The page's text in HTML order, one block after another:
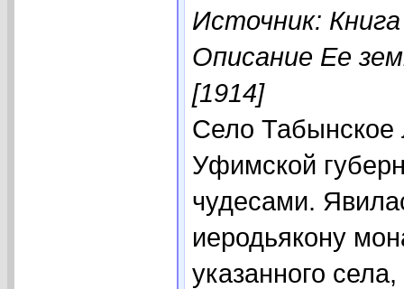
Источник:
Описание Ее
[1914]
Село Табынское
Уфимской
чудесами.
иеродьякону
указанного